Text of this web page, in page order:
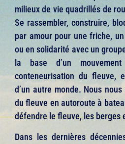
milieux de vie quadrillés de
Se rassembler, construire,
par amour pour une friche,
ou en solidarité avec un
la base d’un
conteneurisation du fleuve,
d’un autre monde. Nous
du fleuve en autoroute à
défendre le fleuve, les berges
Dans les dernières